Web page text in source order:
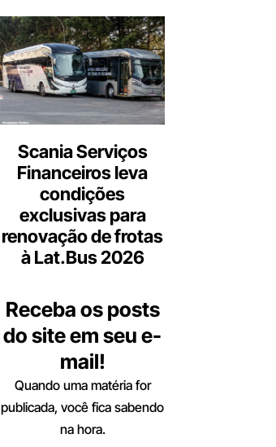
Scania Serviços
Financeiros leva
condições
exclusivas para
renovação de frotas
à Lat.Bus 2026
Receba os posts
do site em seu e-
mail!
Quando uma matéria for
publicada, você fica sabendo
na hora.